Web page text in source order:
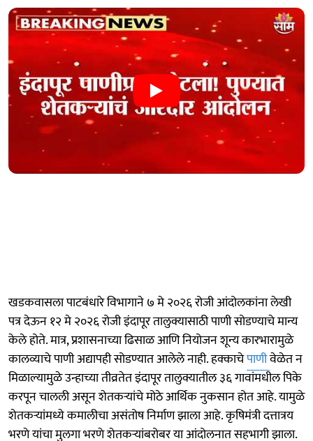
खडकवासला पाटबंधारे विभागाने ७ मे २०२६ रोजी आंदोलकांना लेखी
पत्र देऊन १२ मे २०२६ रोजी इंदापूर तालुक्यासाठी पाणी सोडण्याचे मान्य
केले होते. मात्र, प्रशासनाच्या ढिसाळ आणि नियोजन शून्य कारभारामुळे
कालव्याचे पाणी अद्यापही सोडण्यात आलेले नाही. हक्काचेपाणीवेळेत न
मिळाल्यामुळे उन्हाच्या तीव्रतेत इंदापूर तालुक्यातील ३६ गावांमधील पिके
करपून चालली असून शेतकऱ्यांचे मोठे आर्थिक नुकसान होत आहे. यामुळे
शेतकऱ्यांमध्ये कमालीचा असंतोष निर्माण झाला आहे. कृषिमंत्री दत्तात्रय
भरणे यांचा मुलगा भरणे शेतकऱ्यांबरोबर या आंदोलनात सहभागी झाला.